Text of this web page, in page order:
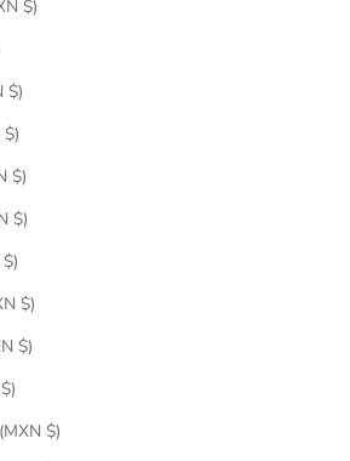
Finlandia (MXN $)
Francia (MXN $)
Gabón (MXN $)
Gambia (MXN $)
Georgia (MXN $)
Ghana (MXN $)
Gibraltar (MXN $)
Granada (MXN $)
Grecia (MXN $)
Groenlandia (MXN $)